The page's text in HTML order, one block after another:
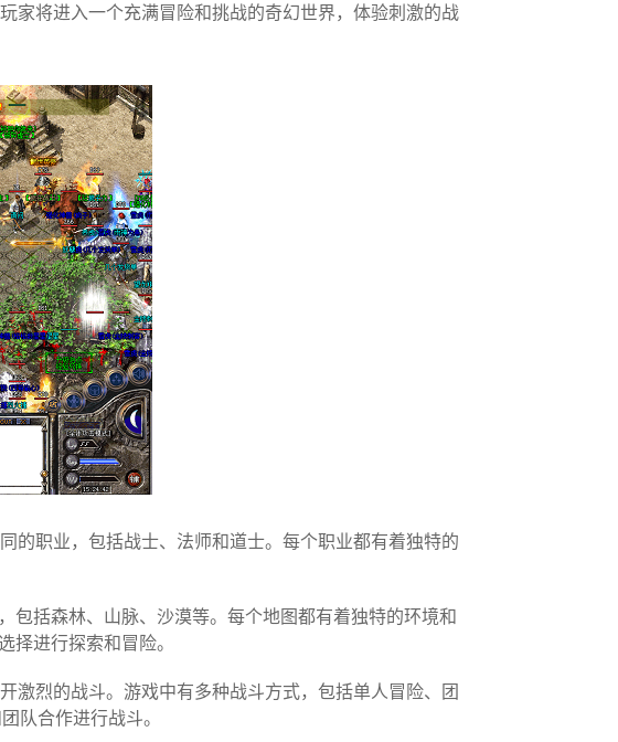
家将进入一个充满冒险和挑战的奇幻世界，体验刺激的战
的职业，包括战士、法师和道士。每个职业都有着独特的
包括森林、山脉、沙漠等。每个地图都有着独特的环境和
进行探索和冒险。
烈的战斗。游戏中有多种战斗方式，包括单人冒险、团
队合作进行战斗。